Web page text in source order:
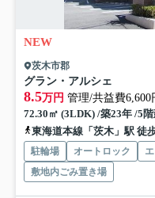
NEW
茨木市郡
グラン・アルシェ
8.5万円 管理/共益費6,600
72.30㎡ (3LDK) /築23年 /5
東海道本線「茨木」駅 徒
駐輪場 オートロック
敷地内ごみ置き場